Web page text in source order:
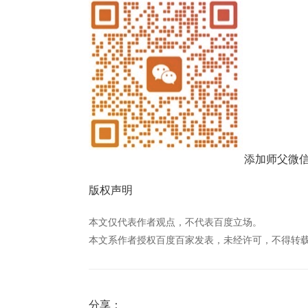
添加师父微
版权声明
本文仅代表作者观点，不代表百度立场。
本文系作者授权百度百家发表，未经许可，不得转
分享：